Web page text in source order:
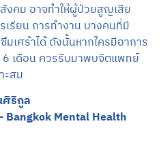
งคม อาจทำให้ผู้ป่วยสูญเสีย
เรียน การทำงาน บางคนที่มี
มเศร้าได้ ดังนั้นหากใครมีอาการ
เดือน ควรรีบมาพบจิตแพทย์
ะสม
ริกูล
Bangkok Mental Health